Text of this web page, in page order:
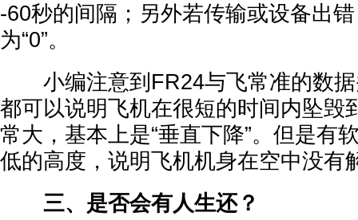
-60秒的间隔；另外若传输或设备出
为“0”。
小编注意到FR24与飞常准的数据
都可以说明飞机在很短的时间内坠毁
常大，基本上是“垂直下降”。但是有
低的高度，说明飞机机身在空中没有
三、是否会有人生还？